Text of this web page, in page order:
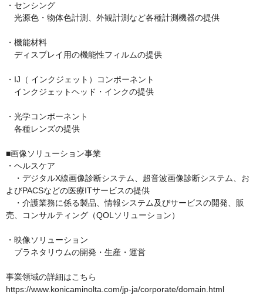
・センシング
光源色・物体色計測、外観計測など各種計測機器の提供
・機能材料
ディスプレイ用の機能性フィルムの提供
・IJ（ インクジェット）コンポーネント
インクジェットヘッド・インクの提供
・光学コンポーネント
各種レンズの提供
■画像ソリューション事業
・ヘルスケア
・デジタルX線画像診断システム、超音波画像診断システム、お
よびPACSなどの医療ITサービスの提供
・介護業務に係る製品、情報システム及びサービスの開発、販
売、コンサルティング（QOLソリューション）
・映像ソリューション
プラネタリウムの開発・生産・運営
事業領域の詳細はこちら
https://www.konicaminolta.com/jp-ja/corporate/domain.html